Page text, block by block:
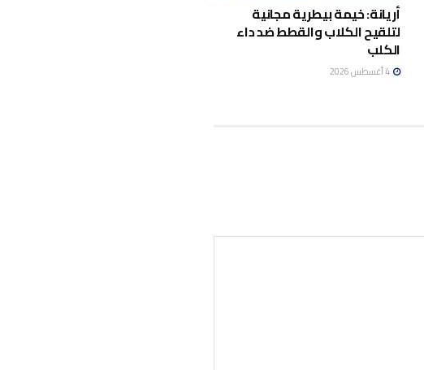
أريانة: خيمة بيطرية مجانية
لتلقيح الكلاب والقطط ضد داء
الكلب